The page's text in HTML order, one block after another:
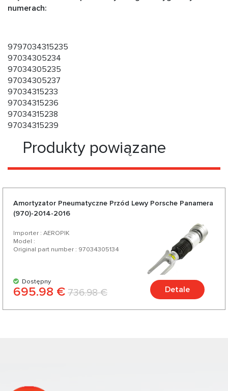
numerach:
9797034315235
97034305234
97034305235
97034305237
97034315233
97034315236
97034315238
97034315239
Produkty powiązane
Amortyzator Pneumatyczne Przód Lewy Porsche Panamera
(970)-2014-2016
Importer : AEROPIK
Model :
Original part number : 97034305134
Dostępny
695.98 € 736.98 € Detale